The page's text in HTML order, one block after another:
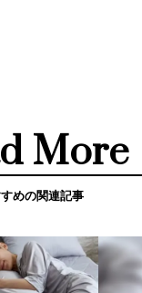
More
めの関連記事